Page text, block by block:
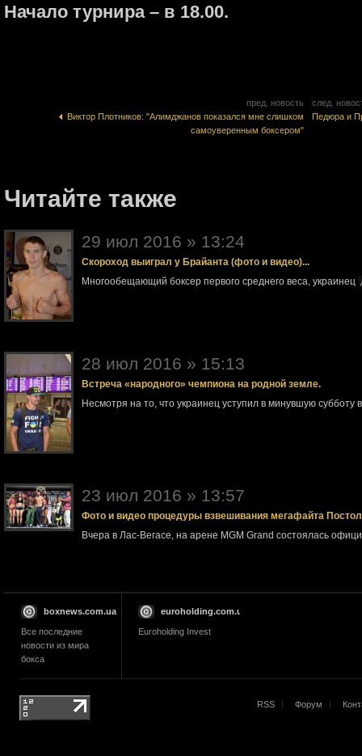
Начало турнира – в 18.00.
пред. новость
Виктор Плотников: "Алимджанов показался мне слишком
самоуверенным боксером"
след.
Педюра и
Читайте также
29 июл 2016 » 13:24
Скороход выиграл у Брайанта (фото и видео)...
Многообещающий боксер первого среднего веса, украинец
28 июл 2016 » 15:13
Встреча «народного» чемпиона на родной земле.
Несмотря на то, что украинец уступил в минувшую субботу
23 июл 2016 » 13:57
Фото и видео процедуры взвешивания мегафайта
Вчера в Лас-Вегасе, на арене MGM Grand состоялась
boxnews.com.ua
Все последние
новости из мира
бокса
euroholding.com.ua
Euroholding Invest
RSS Форум